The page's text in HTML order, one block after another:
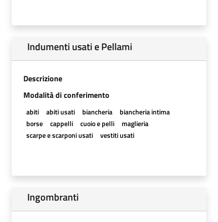
Indumenti usati e Pellami
Descrizione
Modalità di conferimento
abiti abiti usati biancheria
biancheria intima
borse
cappelli cuoio e pelli
maglieria
scarpe e scarponi usati
vestiti usati
Ingombranti